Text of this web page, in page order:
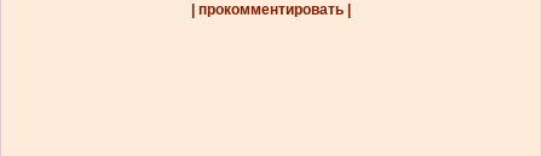
| прокомментировать |